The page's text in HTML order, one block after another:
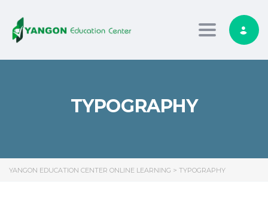
Toggle
TYPOGRAPHY
YANGON EDUCATION CENTER ONLINE LEARNING > TYPOGRAPHY